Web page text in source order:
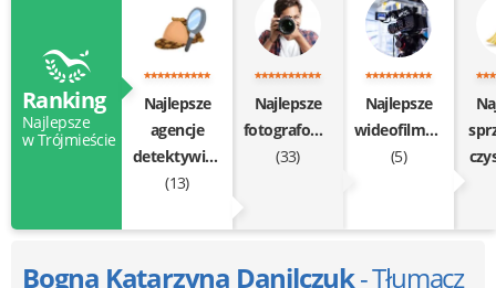
Ranking
Najlepsze
w Trójmieście
Najlepsze
agencje
detektywistyczne
(13)
Najlepsze
fotografowanie
(33)
Najlepsze
wideofilmowanie
(5)
Bogna Katarzyna Danilczuk- Tłumacz